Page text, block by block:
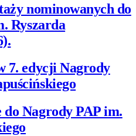
nominowanych do
Ryszarda
7. edycji Nagrody
do Nagrody PAP im.